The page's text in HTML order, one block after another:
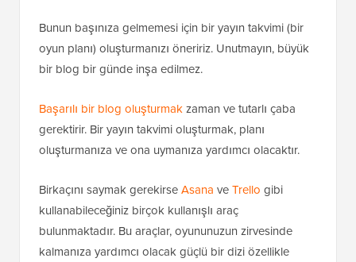
Bunun başınıza gelmemesi için bir yayın takvimi (bir
oyun planı) oluşturmanızı öneririz. Unutmayın, büyük
bir blog bir günde inşa edilmez.
Başarılı bir blog oluşturmakzaman ve tutarlı çaba
gerektirir. Bir yayın takvimi oluşturmak, planı
oluşturmanıza ve ona uymanıza yardımcı olacaktır.
Birkaçını saymak gerekirseAsana veTrello gibi
kullanabileceğiniz birçok kullanışlı araç
bulunmaktadır. Bu araçlar, oyununuzun zirvesinde
kalmanıza yardımcı olacak güçlü bir dizi özellikle